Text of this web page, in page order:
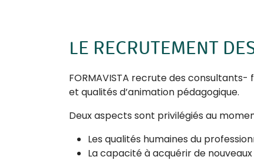
LE RECRUTEMENT
FORMAVISTA recrute des
et qualités d’animation pédagogique.
Deux aspects sont privilégiés au
Les qualités humaines du
La capacité à acquérir de